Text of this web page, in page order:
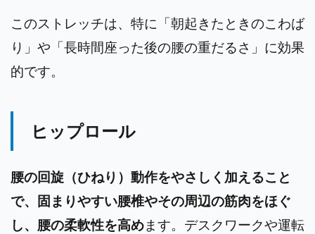
このストレッチは、特に「朝起きたときのこわば
り」や「長時間座った後の腰の重だるさ」に効果
的です。
ヒップロール
腰の回旋（ひねり）動作をやさしく加えること
で、固まりやすい腰椎やその周辺の筋肉をほぐ
し、腰の柔軟性を高めます。デスクワークや運転